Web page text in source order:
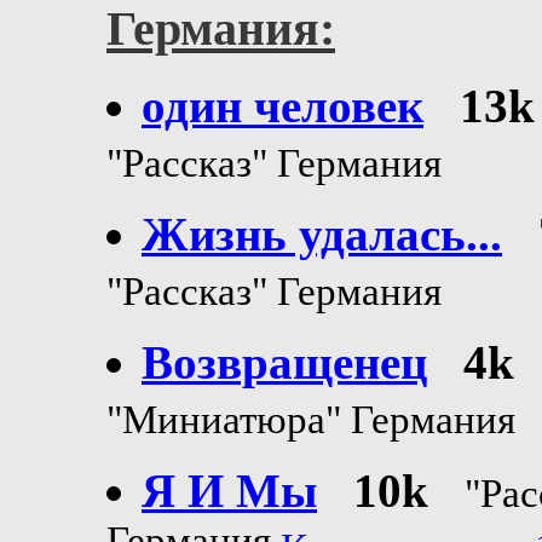
Германия:
один человек 13k
"Рассказ" Германия
Жизнь удалась...
"Рассказ" Германия
Возвращенец 4k
"Миниатюра" Германия
Я И Мы 10k